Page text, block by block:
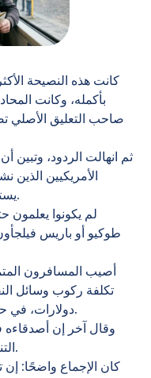
كانت هذه النصيحة
بأكمله، وكانت
صاحب التعليق الأصلي
ثم انهالت الردود، وتبين
الأمريكيين الذين
يستخدموا «خرائط جوجل» مطلقًا للتنقل.
لم يكونوا يعلمون
طوكيو أو باريس
أصيب المسافرون
دولارات، في حين تبلغ تكلفة حافلة الفندق 70 دولارًا.
وقال آخر إن أصدقاءه
التنقل في خط قطار واحد دون مساعدة.
كان الإجماع واضحًا: إن